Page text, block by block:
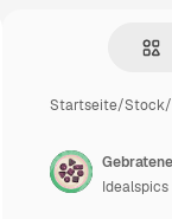
Startseite/Stock/
Idealspics